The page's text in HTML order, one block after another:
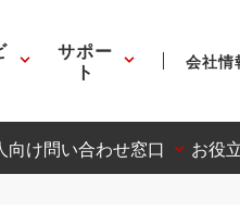
サポー
ト 会社情
向け問い合わせ窓口 お役